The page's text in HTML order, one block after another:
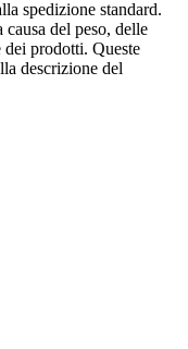
spedizione standard.
del peso, delle
dei prodotti. Queste
descrizione del